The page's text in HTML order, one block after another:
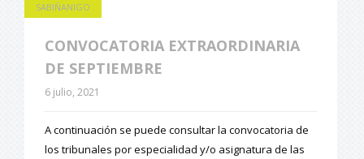
SABIÑANIGO
CONVOCATORIA EXTRAORDINARIA
DE SEPTIEMBRE
6 julio, 2021
A continuación se puede consultar la convocatoria de
los tribunales por especialidad y/o asignatura de las